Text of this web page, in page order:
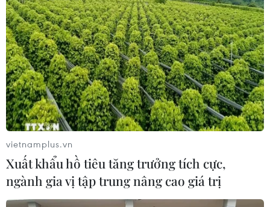
vietnamplus.vn
Xuất khẩu hồ tiêu tăng trưởng tích cực,
ngành gia vị tập trung nâng cao giá trị